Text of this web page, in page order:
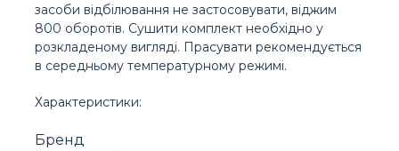
засоби відбілювання не застосовувати, віджим
800 оборотів. Сушити комплект необхідно у
розкладеному вигляді. Прасувати рекомендується
в середньому температурному режимі.
Характеристики:
Бренд